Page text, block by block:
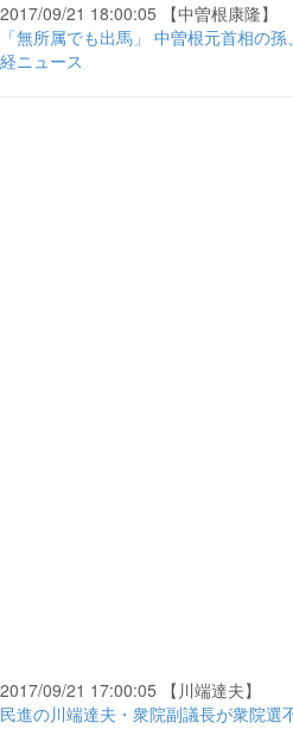
2017/09/21 18:00:05 【中曽根康隆】
「無所属でも出馬」 中曽根元首相の
経ニュース
2017/09/21 17:00:05 【川端達夫】
民進の川端達夫・衆院副議長が衆院選